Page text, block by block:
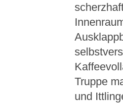
Truppe
und